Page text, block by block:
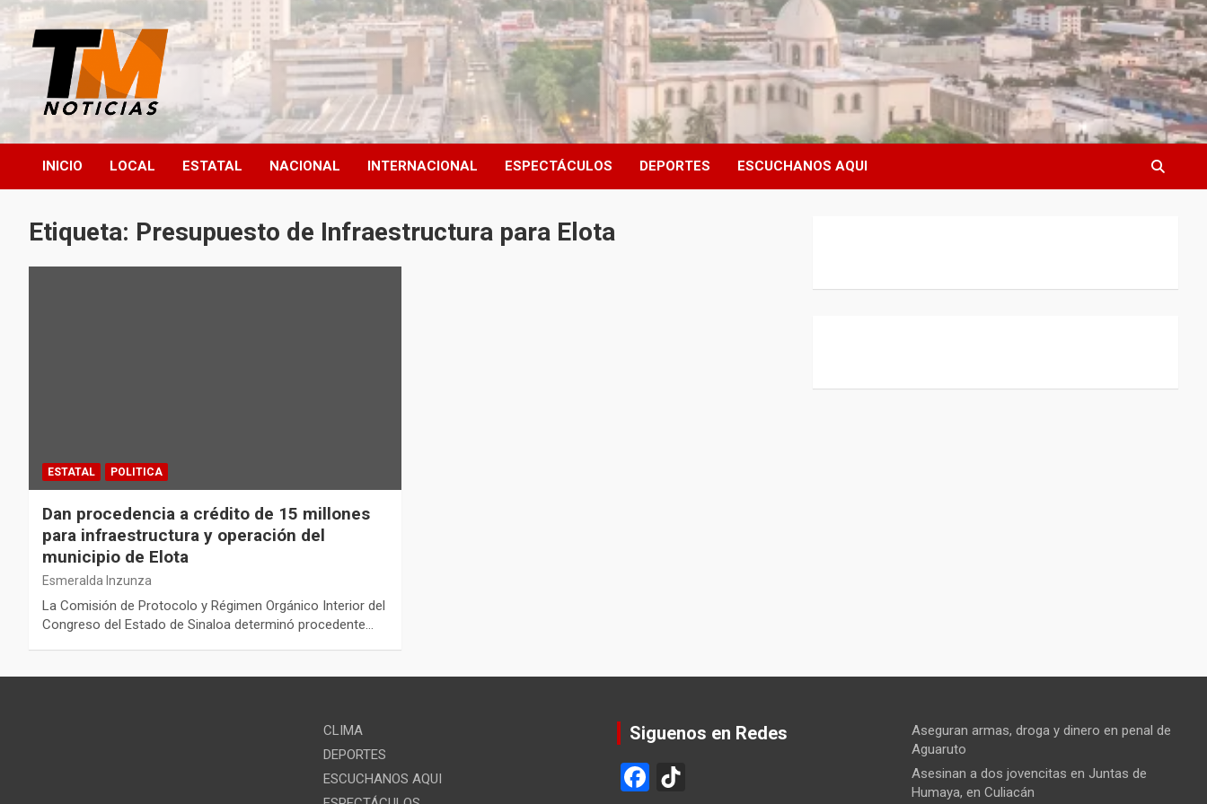
Saltar
contenido
TM Noticias
TM Noticias
INICIO LOCAL ESTATAL NACIONAL INTERNACIONAL ESPECTÁCULOS DEPORTES ESCUCHANOS AQUI
Etiqueta: Presupuesto de Infraestructura para Elota
ESTATAL POLITICA
Dan procedencia a crédito de 15 millones
para infraestructura y operación del
municipio de Elota
Esmeralda Inzunza
La Comisión de Protocolo y Régimen Orgánico Interior del
Congreso del Estado de Sinaloa determinó procedente…
CLIMA
DEPORTES
ESCUCHANOS AQUI
Siguenos en Redes
F
Aseguran armas, droga y dinero en penal de
Aguaruto
Asesinan a dos jovencitas en Juntas de
Humaya, en Culiacán